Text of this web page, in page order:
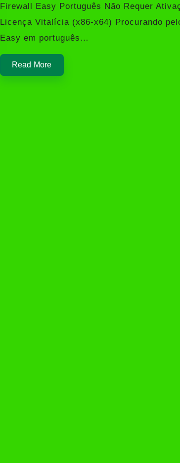
Firewall Easy Português Não Requer
Licença Vitalícia (x86-x64) Procurando
Easy em português…
Read More